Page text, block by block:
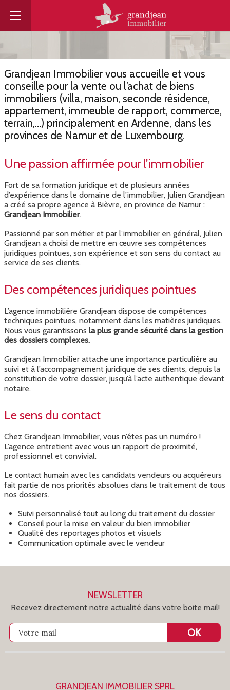
Grandjean Immobilier vous accueille et vous
conseille pour la vente ou l’achat de biens
immobiliers (villa, maison, seconde résidence,
appartement, immeuble de rapport, commerce,
terrain,…) principalement en Ardenne, dans les
provinces de Namur et de Luxembourg.
Une passion affirmée pour l’immobilier
Fort de sa formation juridique et de plusieurs années
d’expérience dans le domaine de l’immobilier, Julien Grandjean
a créé sa propre agence à Bièvre, en province de Namur :
Grandjean Immobilier.
Passionné par son métier et par l’immobilier en général, Julien
Grandjean a choisi de mettre en œuvre ses compétences
juridiques pointues, son expérience et son sens du contact au
service de ses clients.
Des compétences juridiques pointues
L’agence immobilière Grandjean dispose de compétences
techniques pointues, notamment dans les matières juridiques.
Nous vous garantissons la plus grande sécurité dans la gestion
des dossiers complexes.
Grandjean Immobilier attache une importance particulière au
suivi et à l’accompagnement juridique de ses clients, depuis la
constitution de votre dossier, jusqu’à l’acte authentique devant
notaire.
Le sens du contact
Chez Grandjean Immobilier, vous n’êtes pas un numéro !
L’agence entretient avec vous un rapport de proximité,
professionnel et convivial.
Le contact humain avec les candidats vendeurs ou acquéreurs
fait partie de nos priorités absolues dans le traitement de tous
nos dossiers.
Suivi personnalisé tout au long du traitement du dossier
Conseil pour la mise en valeur du bien immobilier
Qualité des reportages photos et visuels
Communication optimale avec le vendeur
NEWSLETTER
Recevez directement notre actualité dans votre boite mail!
Votre mail OK
GRANDJEAN IMMOBILIER SPRL